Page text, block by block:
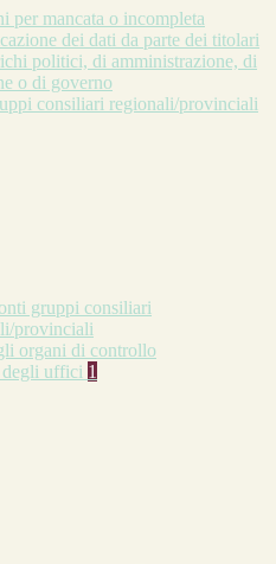
per mancata o incompleta
dei dati da parte dei titolari
politici, di amministrazione, di
o di governo
consiliari regionali/provinciali
gruppi consiliari
provinciali
organi di controllo
uffici 1